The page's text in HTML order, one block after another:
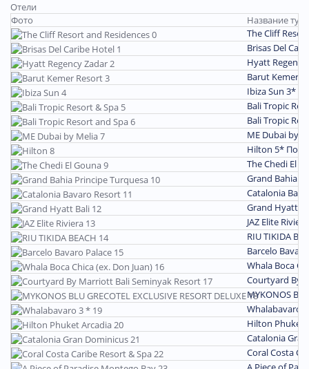
Отели
Фото
Название
The Cliff
Brisas Del
Hyatt
Barut Kemer
Ibiza Sun 3*
Bali Tropic
Bali Tropic
ME Dubai by
Hilton 5*
The Chedi El
Grand Bahia
Catalonia
Grand Hyatt
JAZ Elite
RIU TIKIDA
Barcelo
Whala Boca
Courtyard By
MYKONOS
Whalabavaro
Hilton Phuket
Catalonia
Coral Costa